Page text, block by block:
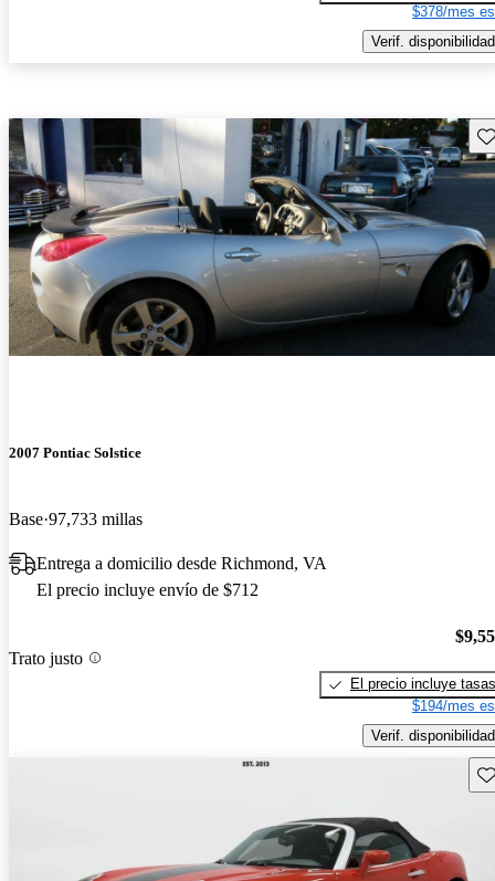
$378/mes
Verif. disponibilidad
2007 Pontiac Solstice
Base 97,733 millas
Entrega a domicilio desde Richmond, VA
El precio incluye envío de $712
Trato justo
El precio incluye tasas
$194/mes
Verif. disponibilidad